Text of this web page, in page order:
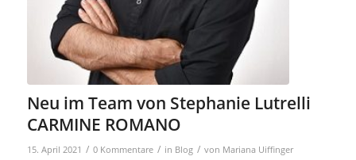
Neu im Team von Stephanie Lutrelli
CARMINE ROMANO
15. April 2021 / 0 Kommentare / in Blog / von Mariana Uiffinger